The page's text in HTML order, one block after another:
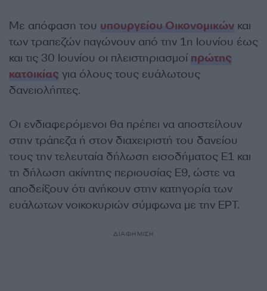
Με απόφαση του υπουργείου Οικονομικών και
των τραπεζών παγώνουν από την 1η Ιουνίου έως
και τις 30 Ιουνίου οι πλειστηριασμοί πρώτης
κατοικίας για όλους τους ευάλωτους
δανειολήπτες.
Οι ενδιαφερόμενοι θα πρέπει να αποστείλουν
στην τράπεζα ή στον διαχειριστή του δανείου
τους την τελευταία δήλωση εισοδήματος Ε1 και
τη δήλωση ακίνητης περιουσίας Ε9, ώστε να
αποδείξουν ότι ανήκουν στην κατηγορία των
ευάλωτων νοικοκυριών σύμφωνα με την ΕΡΤ.
ΔΙΑΦΗΜΙΣΗ